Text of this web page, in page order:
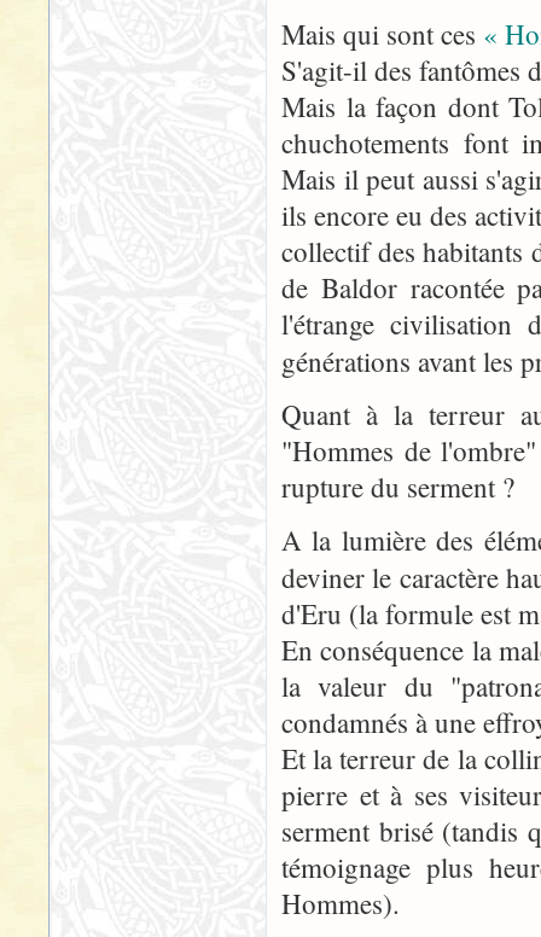
Mais qui sont ces «
S'agit-il des fantômes
Mais la façon dont
chuchotements font
Mais il peut aussi
ils encore eu des
collectif des habitants
de Baldor racontée
l'étrange civilisation
générations avant les
Quant à la terreur
"Hommes de
rupture du serment ?
A la lumière des
deviner le caractère
d'Eru (la formule est
En conséquence la
la valeur du
condamnés à une
Et la terreur de la
pierre et à ses
serment brisé (tandis
témoignage plus
Hommes).